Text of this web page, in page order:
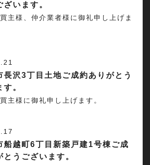
ざいます。
主様、仲介業者様に御礼申し上げま
長沢3丁目土地ご成約ありがとう
す。
主様に御礼申し上げます。
船越町6丁目新築戸建1号棟ご成
とうございます。